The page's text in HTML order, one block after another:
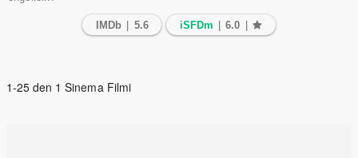
IMDb 5.6 iSFDm 6.0
1-25 den 1 Sinema Filmi